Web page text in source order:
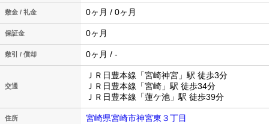
敷金 / 礼金 0ヶ月 / 0ヶ月
保証金 0ヶ月
敷引 / 償却 0ヶ月 / -
交通
ＪＲ日豊本線「宮崎神宮」駅 徒歩3分
ＪＲ日豊本線「宮崎」駅 徒歩34分
ＪＲ日豊本線「蓮ケ池」駅 徒歩39分
住所 宮崎県宮崎市神宮東３丁目